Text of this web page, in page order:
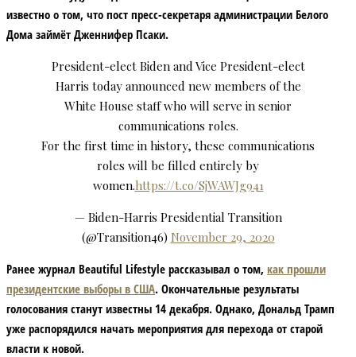
известно о том, что пост пресс-секретаря администрации Белого
Дома займёт Дженнифер Псаки.
President-elect Biden and Vice President-elect
Harris today announced new members of the
White House staff who will serve in senior
communications roles.
For the first time in history, these communications
roles will be filled entirely by
women.https://t.co/SjWAWJg941
— Biden-Harris Presidential Transition
(@Transition46) November 29, 2020
Ранее журнал Beautiful Lifestyle рассказывал о том, как прошли
президентские выборы в США. Окончательные результаты
голосования станут известны 14 декабря. Однако, Дональд Трамп
уже распорядился начать мероприятия для перехода от старой
власти к новой.